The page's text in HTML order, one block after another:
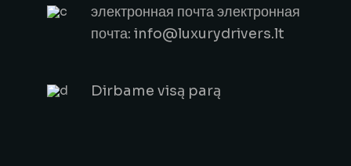
электронная почта электронная
почта: info@luxurydrivers.lt
Dirbame visą parą